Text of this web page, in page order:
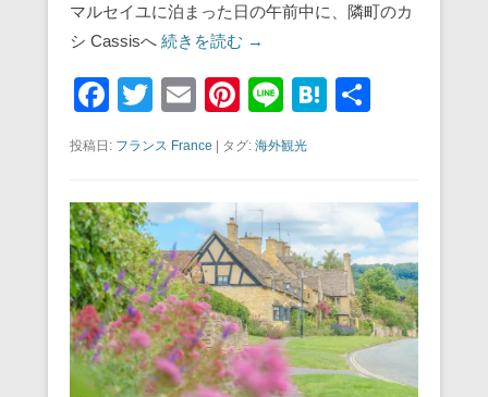
マルセイユに泊まった日の午前中に、隣町のカ
シ Cassisへ 続きを読む →
F
c
e
b
o
o
k
T
tt
er
E
ail
Pi
nt
er
e
st
Li
n
e
H
n
a
投稿日: フランス France | タグ: 海外観光